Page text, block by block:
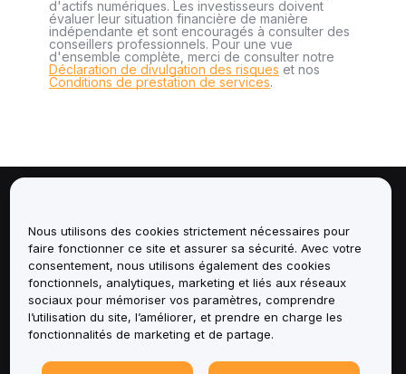
d'actifs numériques. Les investisseurs doivent
évaluer leur situation financière de manière
indépendante et sont encouragés à consulter des
conseillers professionnels. Pour une vue
d'ensemble complète, merci de consulter notre
Déclaration de divulgation des risques et nos
Conditions de prestation de services.
Services
Assistance
Produits
Nous utilisons des cookies strictement nécessaires pour
faire fonctionner ce site et assurer sa sécurité. Avec votre
consentement, nous utilisons également des cookies
fonctionnels, analytiques, marketing et liés aux réseaux
sociaux pour mémoriser vos paramètres, comprendre
l’utilisation du site, l’améliorer, et prendre en charge les
fonctionnalités de marketing et de partage.